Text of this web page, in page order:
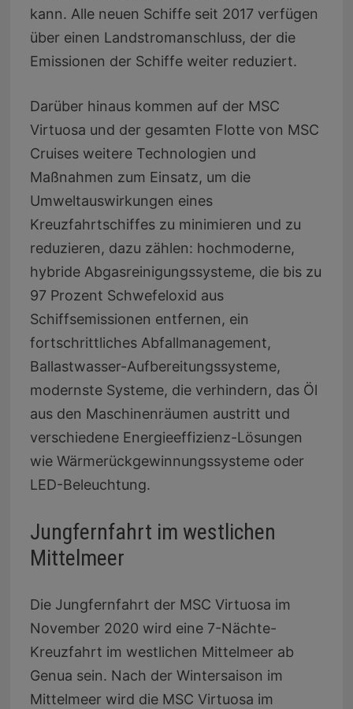
kann. Alle neuen Schiffe seit 2017 verfügen
über einen Landstromanschluss, der die
Emissionen der Schiffe weiter reduziert.
Darüber hinaus kommen auf der MSC
Virtuosa und der gesamten Flotte von MSC
Cruises weitere Technologien und
Maßnahmen zum Einsatz, um die
Umweltauswirkungen eines
Kreuzfahrtschiffes zu minimieren und zu
reduzieren, dazu zählen: hochmoderne,
hybride Abgasreinigungssysteme, die bis zu
97 Prozent Schwefeloxid aus
Schiffsemissionen entfernen, ein
fortschrittliches Abfallmanagement,
Ballastwasser-Aufbereitungssysteme,
modernste Systeme, die verhindern, das Öl
aus den Maschinenräumen austritt und
verschiedene Energieeffizienz-Lösungen
wie Wärmerückgewinnungssysteme oder
LED-Beleuchtung.
Jungfernfahrt im westlichen
Mittelmeer
Die Jungfernfahrt der MSC Virtuosa im
November 2020 wird eine 7-Nächte-
Kreuzfahrt im westlichen Mittelmeer ab
Genua sein. Nach der Wintersaison im
Mittelmeer wird die MSC Virtuosa im